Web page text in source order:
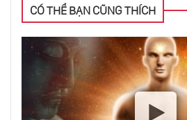
3 Điều Để Hết Khổ
CÓ THỂ BẠN CŨNG THÍCH